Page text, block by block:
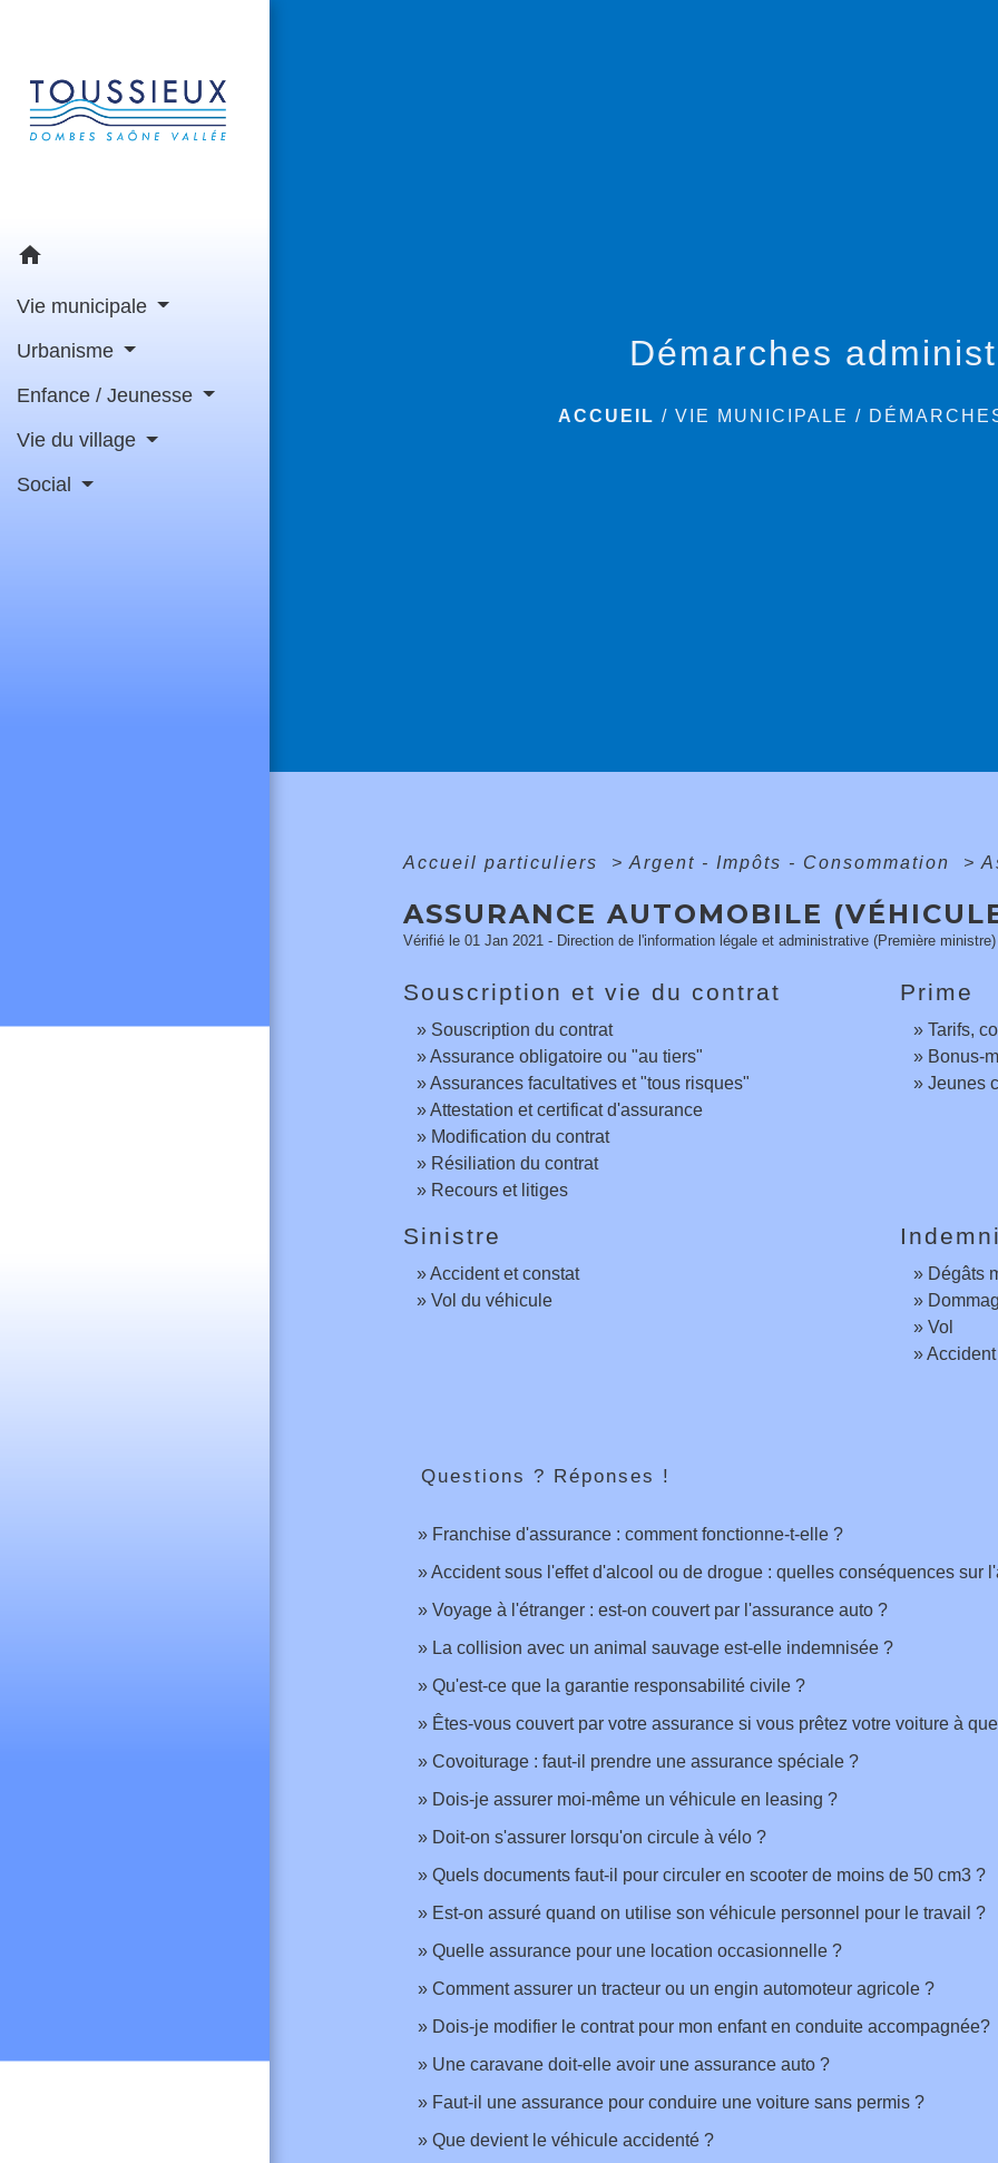
home
Vie municipale
Urbanisme
Enfance / Jeunesse
Vie du village
Social
Démarches
ACCUEIL /VIE MUNICIPALE /
Accueil particuliers > Argent - Impôts - Consommation >
ASSURANCE AUTOMOBILE
Vérifié le 01 Jan 2021 - Direction de l'information légale et administrative (Première ministre)
Souscription et vie du contrat
Souscription du contrat
Assurance obligatoire ou "au tiers"
Assurances facultatives et "tous risques"
Attestation et certificat d'assurance
Modification du contrat
Résiliation du contrat
Recours et litiges
Prime
Tarifs,
Bonus-
Jeunes
Sinistre
Accident et constat
Vol du véhicule
Dégâts
Vol
Questions ? Réponses !
Franchise d'assurance : comment fonctionne-t-elle ?
Accident sous l'effet d'alcool ou de drogue : quelles conséquences sur
Voyage à l'étranger : est-on couvert par l'assurance auto ?
La collision avec un animal sauvage est-elle indemnisée ?
Qu'est-ce que la garantie responsabilité civile ?
Êtes-vous couvert par votre assurance si vous prêtez votre voiture à
Covoiturage : faut-il prendre une assurance spéciale ?
Dois-je assurer moi-même un véhicule en leasing ?
Doit-on s'assurer lorsqu'on circule à vélo ?
Quels documents faut-il pour circuler en scooter de moins de 50 cm3 ?
Est-on assuré quand on utilise son véhicule personnel pour le travail ?
Quelle assurance pour une location occasionnelle ?
Comment assurer un tracteur ou un engin automoteur agricole ?
Dois-je modifier le contrat pour mon enfant en conduite accompagnée?
Une caravane doit-elle avoir une assurance auto ?
Faut-il une assurance pour conduire une voiture sans permis ?
Que devient le véhicule accidenté ?